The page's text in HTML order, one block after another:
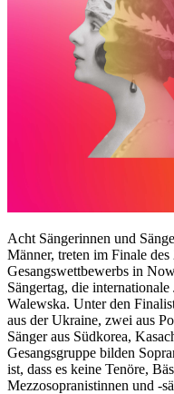
Acht Sängerinnen und
Männer, treten im Finale
Gesangswettbewerbs in
Sängertag, die
Walewska. Unter den
aus der Ukraine, zwei aus
Sänger aus Südkorea,
Gesangsgruppe bilden
ist, dass es keine Tenöre,
Mezzosopranistinnen und -